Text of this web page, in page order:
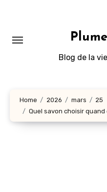
Blog de la
Home 2026 mars
25
Quel savon choisir quand